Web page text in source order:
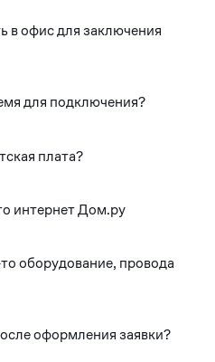
в офис для заключения
для подключения?
плата?
интернет Дом.ру
оборудование, провода
оформления заявки?